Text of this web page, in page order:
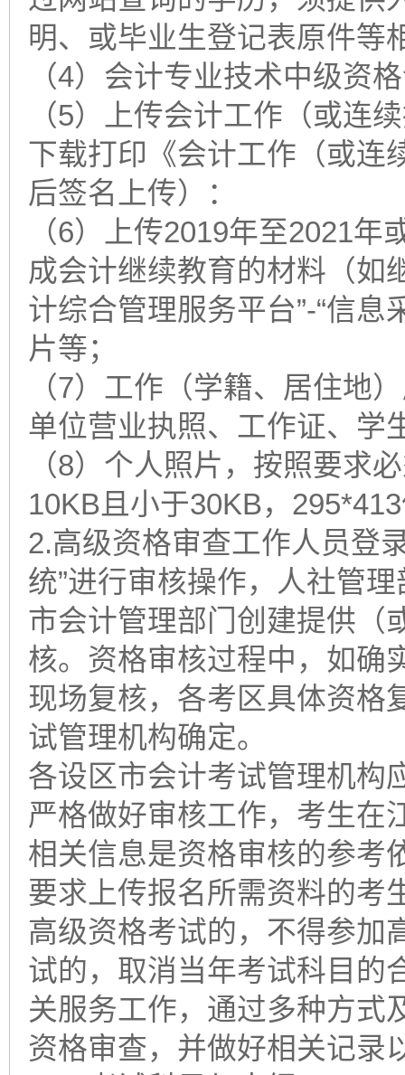
明、或毕业生登记表原件等
（4）会计专业技术中级资
（5）上传会计工作（或连
下载打印《会计工作（或连
后签名上传）：
（6）上传2019年至2021
成会计继续教育的材料（如
计综合管理服务平台”-“信
片等；
（7）工作（学籍、居住地
单位营业执照、工作证、学
（8）个人照片，按照要求
10KB且小于30KB，
2.高级资格审查工作人员登
统”进行审核操作，人社管
市会计管理部门创建提供（
核。资格审核过程中，如确
现场复核，各考区具体资格
试管理机构确定。
各设区市会计考试管理机构
严格做好审核工作，考生在
相关信息是资格审核的参考
要求上传报名所需资料的考
高级资格考试的，不得参加
试的，取消当年考试科目的
关服务工作，通过多种方式
资格审查，并做好相关记录